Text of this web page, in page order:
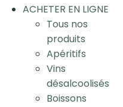
ACHETER EN LIGNE
Tous nos
produits
Apéritifs
Vins
désalcoolisés
Boissons